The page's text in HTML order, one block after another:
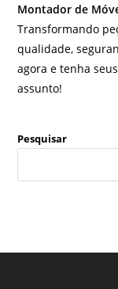
Montador de
Transformando
qualidade,
agora e tenha
assunto!
Pesquisar